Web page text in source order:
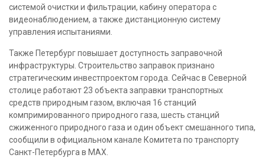
системой очистки и фильтрации, кабину оператора с
видеонаблюдением, а также дистанционную систему
управления испытаниями.
Также Петербург повышает доступность заправочной
инфраструктуры. Строительство заправок признано
стратегическим инвестпроектом города. Сейчас в Северной
столице работают 23 объекта заправки транспортных
средств природным газом, включая 16 станций
компримированного природного газа, шесть станций
сжиженного природного газа и один объект смешанного типа,
сообщили в официальном канале Комитета по транспорту
Санкт-Петербурга в MAX.